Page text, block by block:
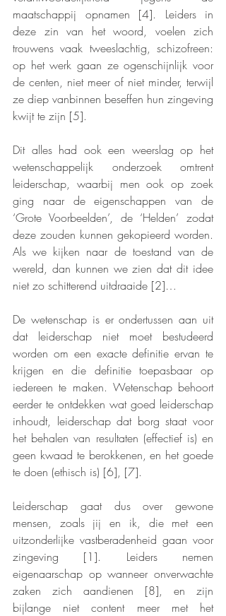
maatschappij opnamen [4]. Leiders in
deze zin van het woord, voelen zich
trouwens vaak tweeslachtig, schizofreen:
op het werk gaan ze ogenschijnlijk voor
de centen, niet meer of niet minder, terwijl
ze diep vanbinnen beseffen hun zingeving
kwijt te zijn [5].
Dit alles had ook een weerslag op het
wetenschappelijk onderzoek omtrent
leiderschap, waarbij men ook op zoek
ging naar de eigenschappen van de
‘Grote Voorbeelden’, de ‘Helden’ zodat
deze zouden kunnen gekopieerd worden.
Als we kijken naar de toestand van de
wereld, dan kunnen we zien dat dit idee
niet zo schitterend uitdraaide [2]…
De wetenschap is er ondertussen aan uit
dat leiderschap niet moet bestudeerd
worden om een exacte definitie ervan te
krijgen en die definitie toepasbaar op
iedereen te maken. Wetenschap behoort
eerder te ontdekken wat goed leiderschap
inhoudt, leiderschap dat borg staat voor
het behalen van resultaten (effectief is) en
geen kwaad te berokkenen, en het goede
te doen (ethisch is) [6], [7].
Leiderschap gaat dus over gewone
mensen, zoals jij en ik, die met een
uitzonderlijke vastberadenheid gaan voor
zingeving [1]. Leiders nemen
eigenaarschap op wanneer onverwachte
zaken zich aandienen [8], en zijn
bijlange niet content meer met het